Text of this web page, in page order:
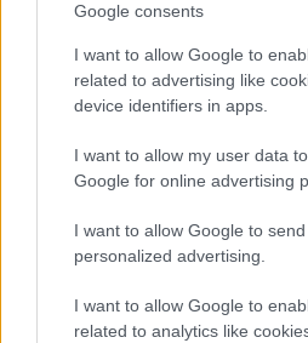
Google consents
I want to allow Google to
related to advertising like
device identifiers in apps.
I want to allow my user data
Google for online advertising
I want to allow Google to
personalized advertising.
I want to allow Google to
related to analytics like
Mohlo by